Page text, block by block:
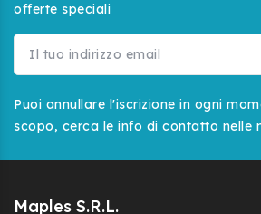
offerte speciali
Puoi annullare l'iscrizione in ogni
scopo, cerca le info di contatto nelle
Maples S.r.l.